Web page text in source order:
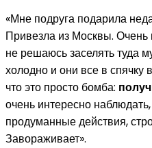
​«Мне подруга подарила
Привезла из Москвы. Очень
не решаюсь заселять туда
холодно и они все в спячку
что это просто бомба:
очень интересно
продуманные действия,
Завораживает».